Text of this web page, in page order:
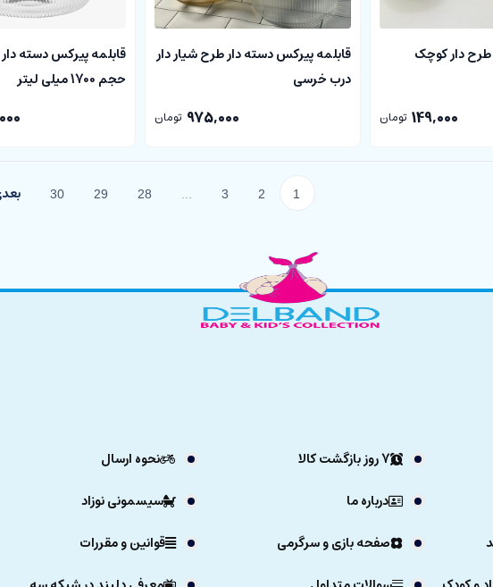
دار کوچک
149,000 تومان
قابلمه پیرکس دسته دار طرح شیار دار
درب خرسی
975,000 تومان
قابلمه پیرکس دسته
حجم 1700 میلی لیتر
1
2
3
28
29
30
7 روز بازگشت کالا
نحوه ارسال
درباره ما
سیسمونی نوزاد
صفحه بازی و سرگرمی
قوانین و مقررات